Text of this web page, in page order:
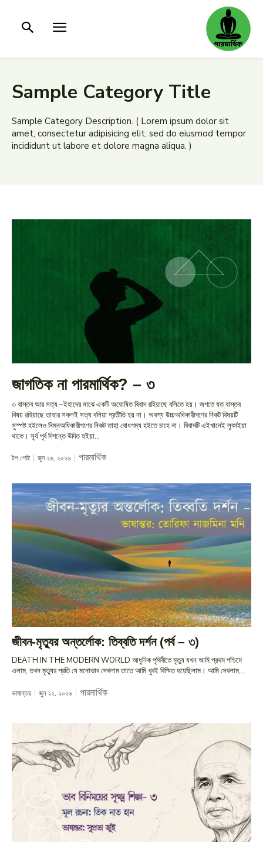
Sample Category Title
Sample Category Description. ( Lorem ipsum dolor sit
amet, consectetur adipisicing elit, sed do eiusmod tempor
incididunt ut labore et dolore magna aliqua. )
জাগতিক না পারমার্থিক? – ৩
৩ বাস্তব আর সত্য –ইহাদের মাঝে একটি অঘোষিত বিবাদ রহিয়াছে বলিতে হয়। জগতে যত বাস্তব
বিষয় রহিয়াছে তাহার সকলই সত্য বলিয়া প্রতীতি হয় না। অবশ্য উচ্চঅধিকারীগণের নিকট বিষয়টি
সুস্পষ্ট হইলেও নিম্নঅধিকারীগণের নিকট তাহা বোধগম্য হইতে চাহে না। বিবাদটি এইখানেই লুকাইয়া
থাকে। সূর্য পূর্ব দিগন্তে উদিত হইয়া...
টপ পোষ্ট জুন ২৬, ২০২৬ পারমার্থিক
জীবন-মৃত্যুর অন্তর্লোক: তিব্বতি দর্শন (পর্ব – ৩)
DEATH IN THE MODERN WORLD আধুনিক পৃথিবীতে মৃত্যু যখন আমি প্রথম পশ্চিমে
এলাম, তখন মৃত্যুর প্রতি যে মনোভাব দেখলাম তাতে আমি খুবই বিস্মিত হয়েছিলাম। আমি দেখলাম,...
ভাষান্তর জুন ২২, ২০২৬ পারমার্থিক